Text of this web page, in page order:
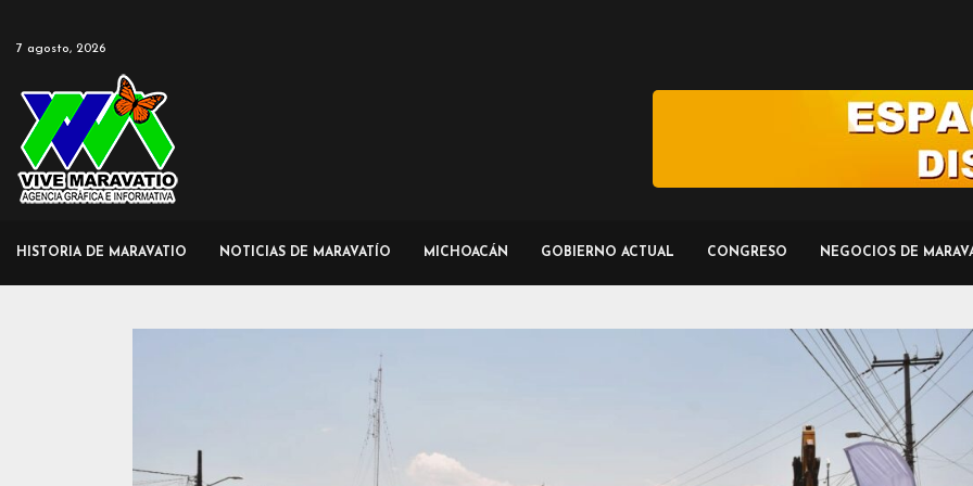
7 agosto, 2026
HISTORIA DE MARAVATIO NOTICIAS DE MARAVATÍO MICHOACÁN GOBIERNO ACTUAL CONGRESO NEGOCIOS DE